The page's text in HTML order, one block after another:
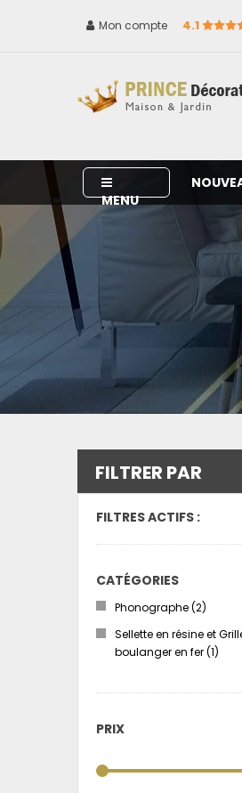
Mon compte 4.1
MENU
FILTRER PAR
FILTRES ACTIFS :
CATÉGORIES
Phonographe(2)
Sellette en résine et
boulanger en fer(1)
PRIX